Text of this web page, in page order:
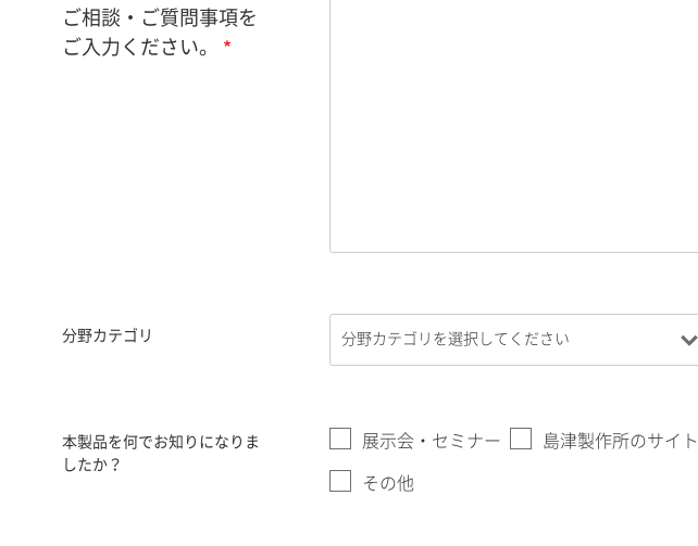
ご相談・ご質問事項を
ご入力ください。
分野カテゴリ
本製品を何でお知りになりま
したか？
展示会・セミナー 島津製作所のサイト
その他